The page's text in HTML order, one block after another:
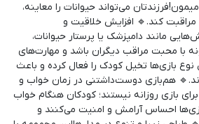
می‌تواند حیوانات را معاینه،
مراقبت کند.🔹 افزایش خلاقیت و
مانند دامپزشک یا پرستار حیوانات،
با محبت مراقب دیگران باشد و مهارت‌های
نوع بازی‌ها تخیل کودک را فعال کرده و باعث
هم‌بازی دوست‌داشتنی در زمان خواب و
برای بازی روزانه نیستند؛ کودکان هنگام خواب
احساس آرامش و امنیت می‌کنند و